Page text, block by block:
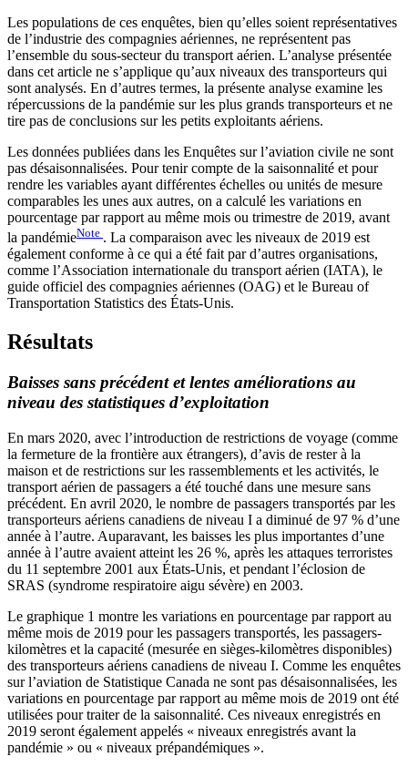
Les populations de ces enquêtes, bien qu’elles soient représentatives
de l’industrie des compagnies aériennes, ne représentent pas
l’ensemble du sous-secteur du transport aérien. L’analyse présentée
dans cet article ne s’applique qu’aux niveaux des transporteurs qui
sont analysés. En d’autres termes, la présente analyse examine les
répercussions de la pandémie sur les plus grands transporteurs et ne
tire pas de conclusions sur les petits exploitants aériens.
Les données publiées dans les Enquêtes sur l’aviation civile ne sont
pas désaisonnalisées. Pour tenir compte de la saisonnalité et pour
rendre les variables ayant différentes échelles ou unités de mesure
comparables les unes aux autres, on a calculé les variations en
pourcentage par rapport au même mois ou trimestre de 2019, avant
la pandémieNote . La comparaison avec les niveaux de 2019 est
également conforme à ce qui a été fait par d’autres organisations,
comme l’Association internationale du transport aérien (IATA), le
guide officiel des compagnies aériennes (OAG) et le Bureau of
Transportation Statistics des États-Unis.
Résultats
Baisses sans précédent et lentes améliorations au
niveau des statistiques d’exploitation
En mars 2020, avec l’introduction de restrictions de voyage (comme
la fermeture de la frontière aux étrangers), d’avis de rester à la
maison et de restrictions sur les rassemblements et les activités, le
transport aérien de passagers a été touché dans une mesure sans
précédent. En avril 2020, le nombre de passagers transportés par les
transporteurs aériens canadiens de niveau I a diminué de 97 % d’une
année à l’autre. Auparavant, les baisses les plus importantes d’une
année à l’autre avaient atteint les 26 %, après les attaques terroristes
du 11 septembre 2001 aux États-Unis, et pendant l’éclosion de
SRAS (syndrome respiratoire aigu sévère) en 2003.
Le graphique 1 montre les variations en pourcentage par rapport au
même mois de 2019 pour les passagers transportés, les passagers-
kilomètres et la capacité (mesurée en sièges-kilomètres disponibles)
des transporteurs aériens canadiens de niveau I. Comme les enquêtes
sur l’aviation de Statistique Canada ne sont pas désaisonnalisées, les
variations en pourcentage par rapport au même mois de 2019 ont été
utilisées pour traiter de la saisonnalité. Ces niveaux enregistrés en
2019 seront également appelés « niveaux enregistrés avant la
pandémie » ou « niveaux prépandémiques ».